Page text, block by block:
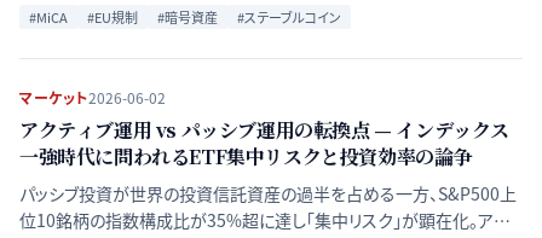
#MiCA #EU規制 #暗号資産 #ステーブルコイン
マーケット2026-06-02
アクティブ運用 vs パッシブ運用の転換点 — インデックス
一強時代に問われるETF集中リスクと投資効率の論争
パッシブ投資が世界の投資信託資産の過半を占める一方、S&P500上
位10銘柄の指数構成比が35%超に達し「集中リスク」が顕在化。アク